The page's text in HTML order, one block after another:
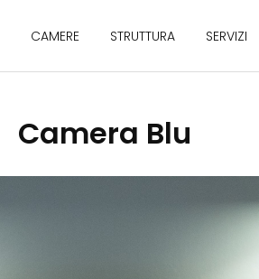
CAMERE STRUTTURA SERVIZI
Camera Blu